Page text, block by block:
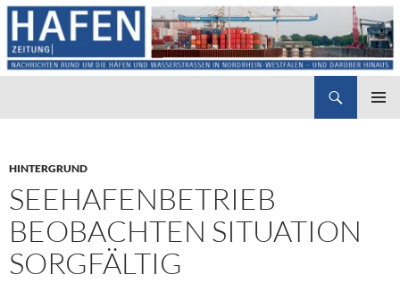
HINTERGRUND
SEEHAFENBETRIEB
BEOBACHTEN SITUATION
SORGFÄLTIG